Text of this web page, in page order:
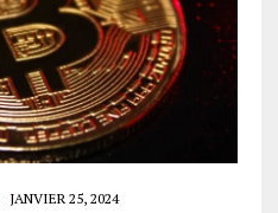
JANVIER 25, 2024